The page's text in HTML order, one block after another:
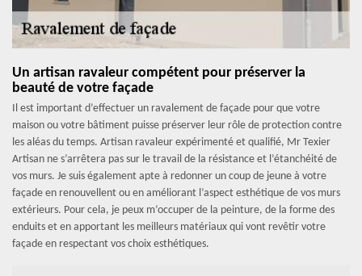
Un artisan ravaleur compétent pour préserver la
beauté de votre façade
Il est important d’effectuer un ravalement de façade pour que votre
maison ou votre bâtiment puisse préserver leur rôle de protection contre
les aléas du temps. Artisan ravaleur expérimenté et qualifié, Mr Texier
Artisan ne s’arrêtera pas sur le travail de la résistance et l’étanchéité de
vos murs. Je suis également apte à redonner un coup de jeune à votre
façade en renouvellent ou en améliorant l’aspect esthétique de vos murs
extérieurs. Pour cela, je peux m’occuper de la peinture, de la forme des
enduits et en apportant les meilleurs matériaux qui vont revêtir votre
façade en respectant vos choix esthétiques.